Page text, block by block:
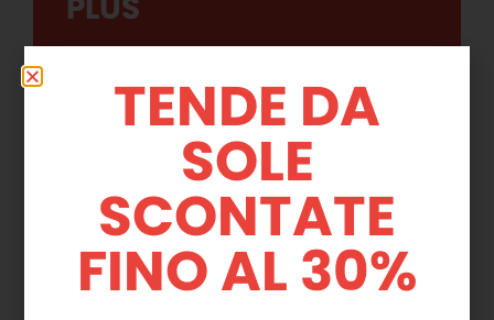
Manutenzione ridotta
Ideali per le superfici di ogni
dimensione
Condizioni eccellenti nel tempo
Grande resistenza alle intemperie
Cassonetto di protezione del tessuto
TENDE DA
SOLE
SCONTATE
FINO AL 30%